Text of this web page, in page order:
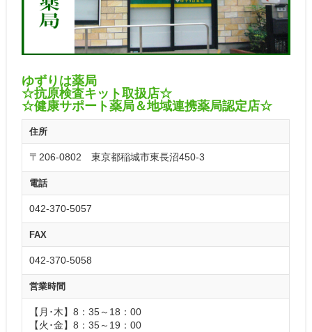
ゆずりは薬局
☆抗原検査キット取扱店☆
☆健康サポート薬局＆地域連携薬局認定店☆
住所
〒206-0802 東京都稲城市東長沼450-3
電話
042-370-5057
FAX
042-370-5058
営業時間
【月･木】8：35～18：00
【火･金】8：35～19：00